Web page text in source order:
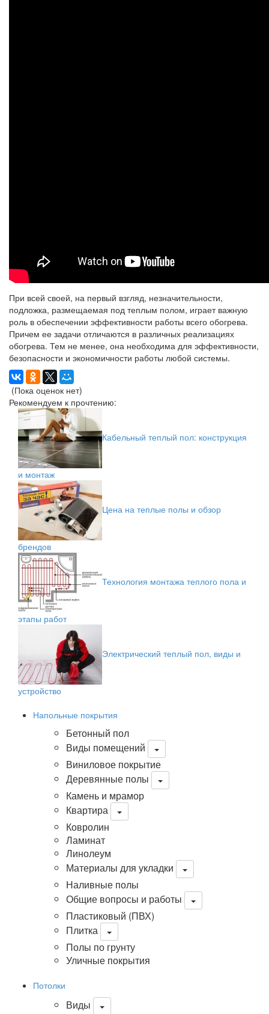
При всей своей, на первый взгляд, незначительности,
подложка, размещаемая под теплым полом, играет важную
роль в обеспечении эффективности работы всего обогрева.
Причем ее задачи отличаются в различных реализациях
обогрева. Тем не менее, она необходима для эффективности,
безопасности и экономичности работы любой системы.
(Пока оценок нет)
Рекомендуем к прочтению:
Кабельный теплый пол: конструкция
и монтаж
Цена на теплые полы и обзор
брендов
Технология монтажа теплого пола и
этапы работ
Электрический теплый пол, виды и
устройство
Напольные покрытия
Бетонный пол
Виды помещений
Виниловое покрытие
Деревянные полы
Камень и мрамор
Квартира
Ковролин
Ламинат
Линолеум
Материалы для укладки
Наливные полы
Общие вопросы и работы
Пластиковый (ПВХ)
Плитка
Полы по грунту
Уличные покрытия
Потолки
Виды